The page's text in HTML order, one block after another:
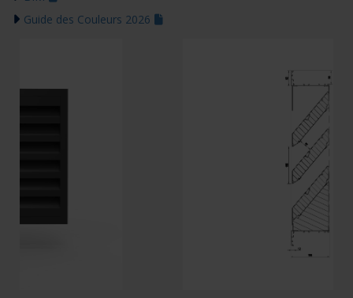
Guide des Couleurs 2026